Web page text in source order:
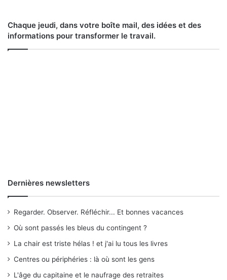
Chaque jeudi, dans votre boîte mail, des idées et des
informations pour transformer le travail.
Dernières newsletters
Regarder. Observer. Réfléchir... Et bonnes vacances
Où sont passés les bleus du contingent ?
La chair est triste hélas ! et j'ai lu tous les livres
Centres ou périphéries : là où sont les gens
L'âge du capitaine et le naufrage des retraites